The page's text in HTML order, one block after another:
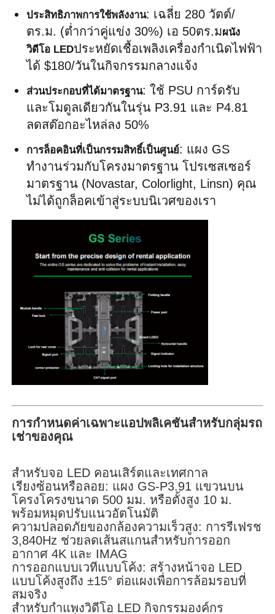
ประสิทธิภาพการใช้พลังงาน: เฉลี่ย 280 วัตต์/
ตร.ม. (ต่ำกว่าคู่แข่ง 30%) เอ 50ตร.มผนัง
วิดีโอ LEDประหยัดเชื้อเพลิงเครื่องกำเนิดไฟฟ้า
ได้ $180/วันในกิจกรรมกลางแจ้ง
ส่วนประกอบที่ได้มาตรฐาน: ใช้ PSU การ์ดรับ
และโมดูลเดียวกันในรุ่น P3.91 และ P4.81
ลดสต๊อกอะไหล่ลง 50%
การล็อคอินที่เป็นกรรมสิทธิ์เป็นศูนย์: แผง GS
ทำงานร่วมกับโครงมาตรฐาน โปรเซสเซอร์
มาตรฐาน (Novastar, Colorlight, Linsn) คุณ
ไม่ได้ถูกล็อคเข้าสู่ระบบนิเวศของเรา
การกำหนดค่าเฉพาะแอปพลิเคชันสำหรับกลุ่มรถ
เช่าของคุณ
สำหรับจอ LED คอนเสิร์ตและเทศกาล
เรียงซ้อนหรือลอย: แผง GS-P3.91 แขวนบน
โครงโครงขนาด 500 มม. หรือตั้งสูง 10 ม.
พร้อมหมุดปรับแนวอัตโนมัติ
ความปลอดภัยของกล้องความเร็วสูง: การรีเฟรช
3,840Hz ช่วยลดเส้นสแกนสำหรับการออก
อากาศ 4K และ IMAG
การออกแบบเวทีแบบโค้ง: สร้างหน้าจอ LED
แบบโค้งสูงถึง ±15° ต่อแผงเพื่อการล้อมรอบที่
สมจริง
สำหรับกำแพงวิดีโอ LED กิจกรรมองค์กร